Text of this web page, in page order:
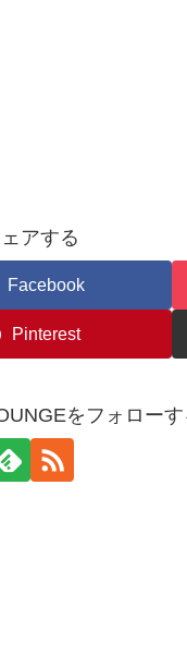
アする
Facebook
Pinterest
をフォローす